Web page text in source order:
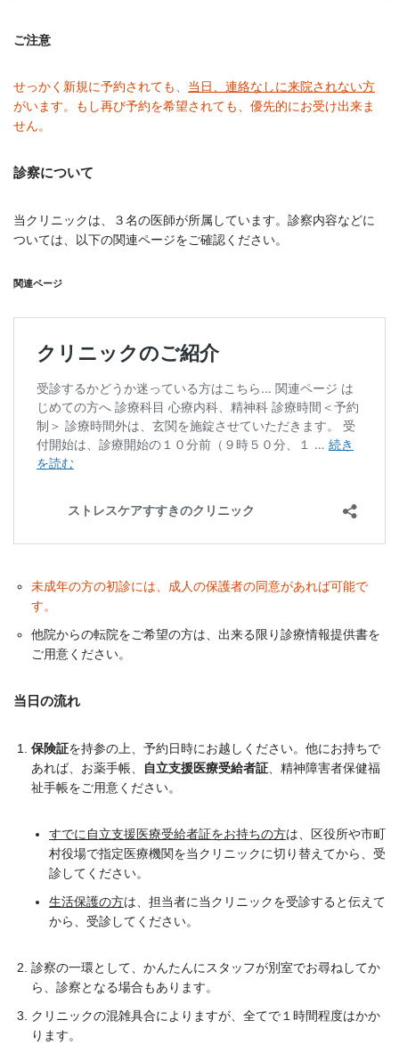
ご注意
せっかく新規に予約されても、 当日、連絡なしに来院されない方
がいます。もし再び予約を希望されても、優先的にお受け出来ま
せん。
診察について
当クリニックは、３名の医師が所属しています。診察内容などに
ついては、以下の関連ページをご確認ください。
関連ページ
未成年の方の初診には、成人の保護者の同意があれば可能で
す。
他院からの転院をご希望の方は、出来る限り診療情報提供書を
ご用意ください。
当日の流れ
保険証を持参の上、予約日時にお越しください。他にお持ちで
あれば、お薬手帳、
自立支援医療受給者証、精神障害者保健福
祉手帳をご用意ください。
すでに自立支援医療受給者証をお持ちの方は、区役所や市町
村役場で指定医療機関を当クリニックに切り替えてから、受
診してください。
生活保護の方は、担当者に当クリニックを受診すると伝えて
から、受診してください。
診察の一環として、かんたんにスタッフが別室でお尋ねしてか
ら、診察となる場合もあります。
クリニックの混雑具合によりますが、全てで１時間程度はかか
ります。